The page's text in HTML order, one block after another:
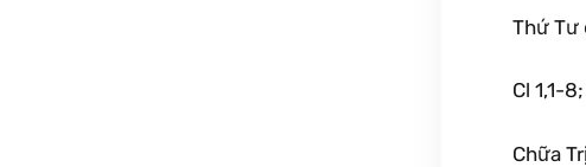
Thứ Tư
Cl 1,1-
Chữa